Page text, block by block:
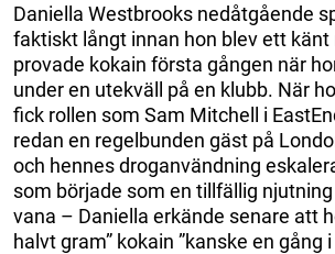
Daniella Westbrooks nedåtgående
faktiskt långt innan hon blev ett känt
provade kokain första gången när
under en utekväll på en klubb. När
fick rollen som Sam Mitchell i
redan en regelbunden gäst på
och hennes droganvändning
som började som en tillfällig
vana – Daniella erkände senare att
halvt gram” kokain ”kanske en gång i